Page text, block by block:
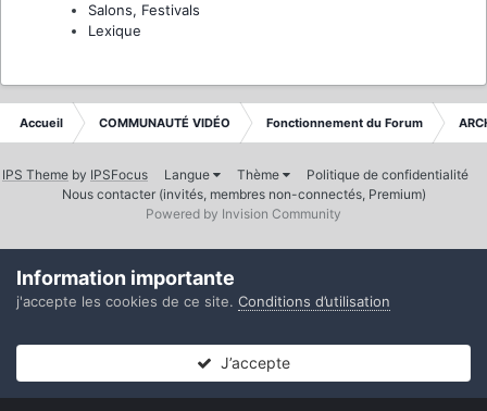
Salons, Festivals
Lexique
Accueil COMMUNAUTÉ VIDÉO Fonctionnement du Forum
IPS Theme by IPSFocus Langue Thème
Politique de confidentialité
Nous contacter (invités, membres non-connectés, Premium)
Powered by Invision Community
Information importante
j'accepte les cookies de ce site. Conditions d’utilisation
J’accepte